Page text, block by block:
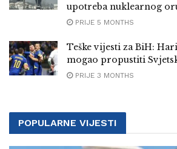
upotreba nuklearnog
PRIJE 5 MONTHS
Teške vijesti za BiH:
mogao propustiti
PRIJE 3 MONTHS
POPULARNE VIJESTI